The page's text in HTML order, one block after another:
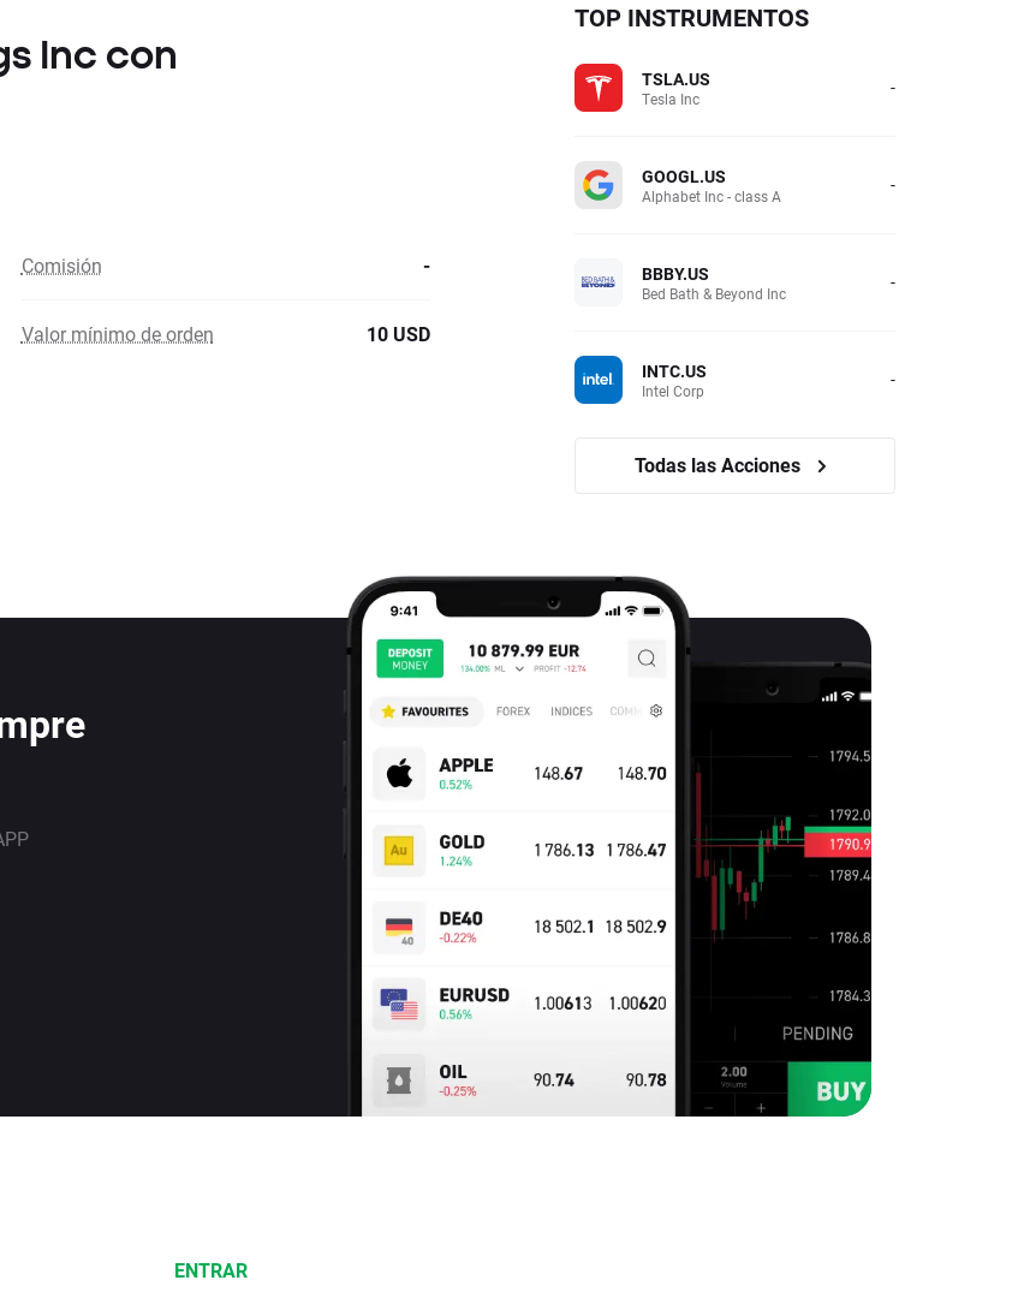
Inc con
Comisión -
Valor mínimo de orden 10 USD
TOP INSTRUMENTOS
TSLA.US
Tesla Inc -
GOOGL.US
Alphabet Inc - class A -
BBBY.US
Bed Bath & Beyond Inc -
INTC.US
Intel Corp -
Todas las Acciones
ENTRAR